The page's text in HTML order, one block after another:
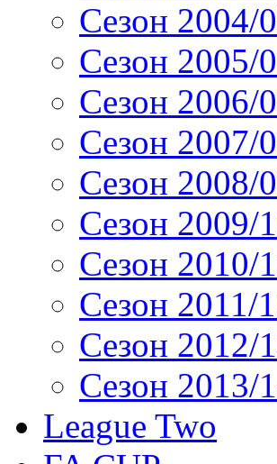
Сезон 2004/
Сезон 2005/
Сезон 2006/
Сезон 2007/
Сезон 2008/
Сезон 2009/
Сезон 2010/
Сезон 2011/
Сезон 2012/
Сезон 2013/
League Two